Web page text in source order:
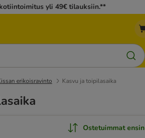
yli 49€ tilauksiin.**
erikoisravinto Kasvu ja toipilasaika
Ostetuimmat ensin